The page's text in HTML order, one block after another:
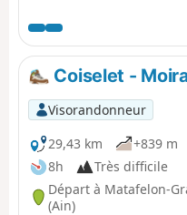
Coiselet -
Visorandonneur
29,43 km
+839 m
8h
Très difficile
Départ à Matafelon-
(Ain)